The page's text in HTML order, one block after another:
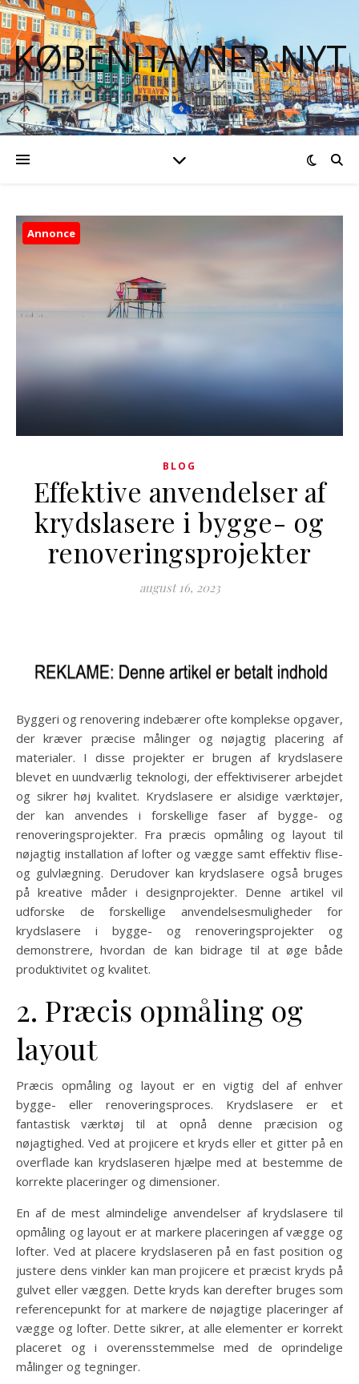
KØBENHAVNER NYT
Annonce
BLOG
Effektive anvendelser af
krydslasere i bygge- og
renoveringsprojekter
august 16, 2023
Byggeri og renovering indebærer ofte komplekse opgaver,
der kræver præcise målinger og nøjagtig placering af
materialer. I disse projekter er brugen af krydslasere
blevet en uundværlig teknologi, der effektiviserer arbejdet
og sikrer høj kvalitet. Krydslasere er alsidige værktøjer,
der kan anvendes i forskellige faser af bygge- og
renoveringsprojekter. Fra præcis opmåling og layout til
nøjagtig installation af lofter og vægge samt effektiv flise-
og gulvlægning. Derudover kan krydslasere også bruges
på kreative måder i designprojekter. Denne artikel vil
udforske de forskellige anvendelsesmuligheder for
krydslasere i bygge- og renoveringsprojekter og
demonstrere, hvordan de kan bidrage til at øge både
produktivitet og kvalitet.
2. Præcis opmåling og
layout
Præcis opmåling og layout er en vigtig del af enhver
bygge- eller renoveringsproces. Krydslasere er et
fantastisk værktøj til at opnå denne præcision og
nøjagtighed. Ved at projicere et kryds eller et gitter på en
overflade kan krydslaseren hjælpe med at bestemme de
korrekte placeringer og dimensioner.
En af de mest almindelige anvendelser af krydslasere til
opmåling og layout er at markere placeringen af ​​vægge og
lofter. Ved at placere krydslaseren på en fast position og
justere dens vinkler kan man projicere et præcist kryds på
gulvet eller væggen. Dette kryds kan derefter bruges som
referencepunkt for at markere de nøjagtige placeringer af
vægge og lofter. Dette sikrer, at alle elementer er korrekt
placeret og i overensstemmelse med de oprindelige
målinger og tegninger.